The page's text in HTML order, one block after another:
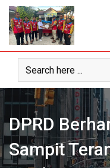
Skip
content
DPRD
Sampit